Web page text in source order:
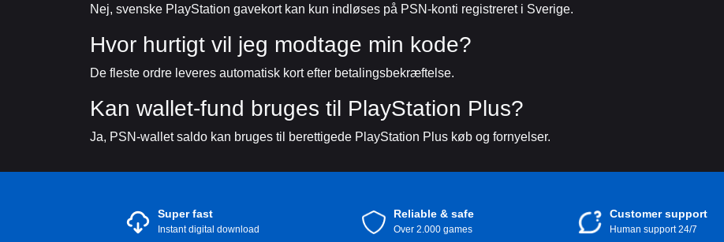
Nej, svenske PlayStation gavekort kan kun indløses på PSN-konti registreret i Sverige.
Hvor hurtigt vil jeg modtage min kode?
De fleste ordre leveres automatisk kort efter betalingsbekræftelse.
Kan wallet-fund bruges til PlayStation Plus?
Ja, PSN-wallet saldo kan bruges til berettigede PlayStation Plus køb og fornyelser.
Super fast
Instant digital download
Reliable & safe
Over 2.000 games
Customer support
Human support 24/7